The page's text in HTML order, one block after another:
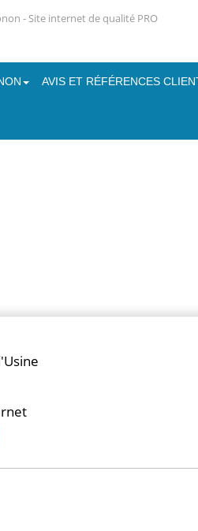
- Site internet de qualité PRO
AVIS ET RÉFÉRENCES